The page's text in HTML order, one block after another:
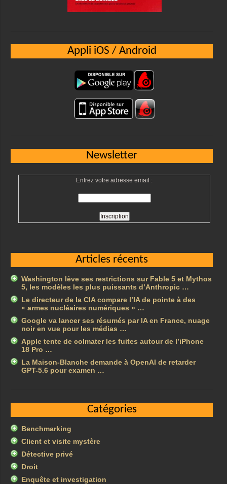
Appli iOS / Android
Newsletter
Entrez votre adresse email :
Articles récents
Washington lève ses restrictions sur Fable 5 et Mythos
5, les modèles les plus puissants d’Anthropic …
Le directeur de la CIA compare l’IA de pointe à des
« armes nucléaires numériques » …
Google va lancer ses résumés par IA en France, nuage
noir en vue pour les médias …
Apple tente de colmater les fuites autour de l’iPhone
18 Pro …
La Maison-Blanche demande à OpenAI de retarder
GPT-5.6 pour examen …
Catégories
Benchmarking
Client et visite mystère
Détective privé
Droit
Enquête et investigation